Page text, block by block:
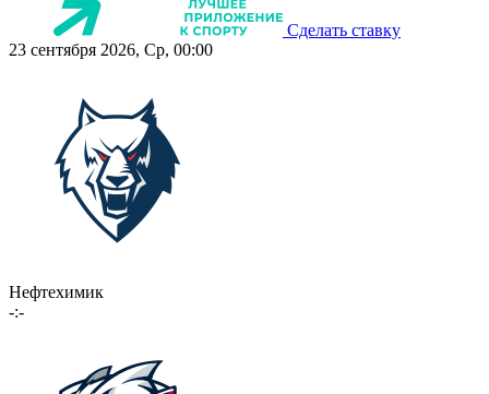
Сделать ставку
23 сентября 2026, Ср, 00:00
Нефтехимик
-:-